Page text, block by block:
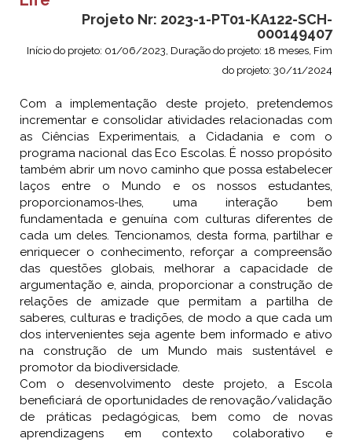
Projeto Nr: 2023-1-PT01-KA122-SCH-
000149407
Início do projeto: 01/06/2023, Duração do projeto: 18 meses, Fim
do projeto: 30/11/2024
Com a implementação deste projeto, pretendemos
incrementar e consolidar atividades relacionadas com
as Ciências Experimentais, a Cidadania e com o
programa nacional das Eco Escolas. É nosso propósito
também abrir um novo caminho que possa estabelecer
laços entre o Mundo e os nossos estudantes,
proporcionamos-lhes, uma interação bem
fundamentada e genuína com culturas diferentes de
cada um deles. Tencionamos, desta forma, partilhar e
enriquecer o conhecimento, reforçar a compreensão
das questões globais, melhorar a capacidade de
argumentação e, ainda, proporcionar a construção de
relações de amizade que permitam a partilha de
saberes, culturas e tradições, de modo a que cada um
dos intervenientes seja agente bem informado e ativo
na construção de um Mundo mais sustentável e
promotor da biodiversidade.
Com o desenvolvimento deste projeto, a Escola
beneficiará de oportunidades de renovação/validação
de práticas pedagógicas, bem como de novas
aprendizagens em contexto colaborativo e